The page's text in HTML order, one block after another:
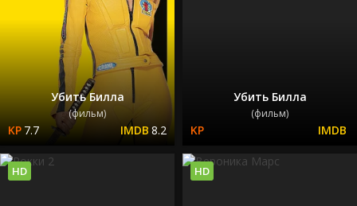
Убить Билла
(фильм)
7.7 8.2
Убить Билла
(фильм)
HD HD